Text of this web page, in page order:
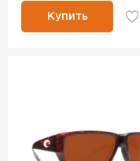
Купить